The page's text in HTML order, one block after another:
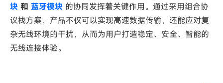
块 和 蓝牙模块 的协同发挥着关键作用。通过采用组合协
议栈方案，产品不仅可以实现高速数据传输，还能应对复
杂无线环境的干扰，从而为用户打造稳定、安全、智能的
无线连接体验。